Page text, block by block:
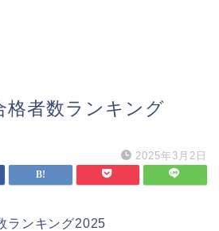
格者数ランキング
2025年3月2日
ランキング2025